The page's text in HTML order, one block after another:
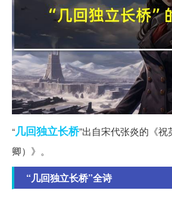
“几回独立长桥”出自宋代张炎的《
卿）》。
“几回独立长桥”全诗